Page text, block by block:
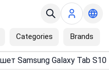
Categories Brands